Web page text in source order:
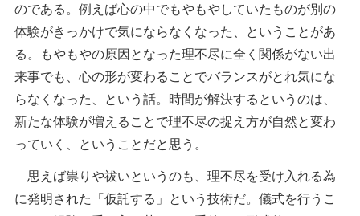
のである。例えば心の中でもやもやしていたものが別の
体験がきっかけで気にならなくなった、ということがあ
る。もやもやの原因となった理不尽に全く関係がない出
来事でも、心の形が変わることでバランスがとれ気にな
らなくなった、という話。時間が解決するというのは、
新たな体験が増えることで理不尽の捉え方が自然と変わ
っていく、ということだと思う。
思えば祟りや祓いというのも、理不尽を受け入れる為
に発明された「仮託する」という技術だ。儀式を行うこ